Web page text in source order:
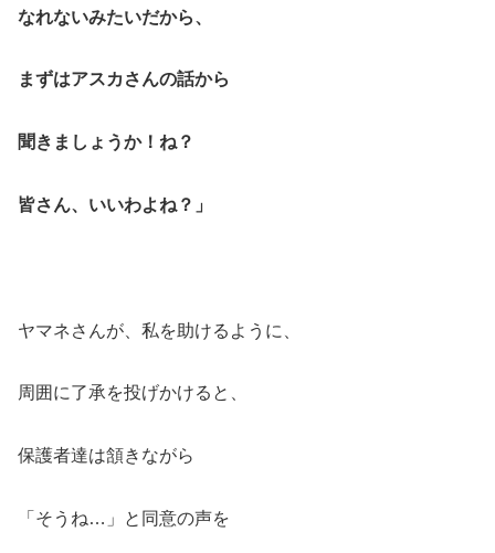
なれないみたいだから、
まずはアスカさんの話から
聞きましょうか！ね？
皆さん、いいわよね？」
ヤマネさんが、私を助けるように、
周囲に了承を投げかけると、
保護者達は頷きながら
「そうね…」と同意の声を